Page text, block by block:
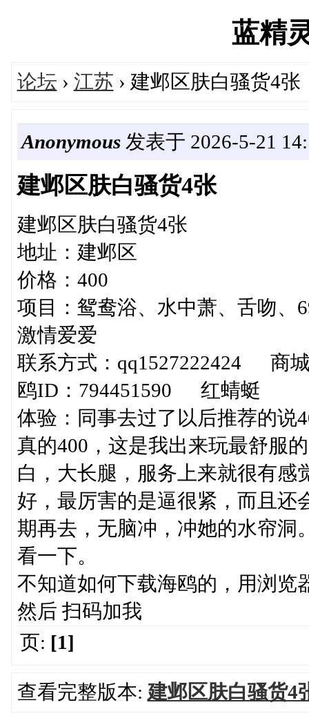
蓝精
论坛 › 江苏 › 建邺区肤白骚货4张
Anonymous发表于 2026-5-21
建邺区肤白骚货4张
建邺区肤白骚货4张
地址：建邺区
价格：400
项目：鸳鸯浴、水中萧、舌吻、
激情爱爱
联系方式：qq1527222424 商
鸥ID：794451590 红蜻蜓
体验：同事去过了以后推荐的说
真的400，这是我出来玩最舒服
白，大长腿，服务上来就很有感
好，最厉害的是逼很紧，而且还
期再去，无脑冲，冲她的水帘洞
看一下。
不知道如何下载海鸥的，用浏览
然后 扫码加我
页: [1]
查看完整版本: 建邺区肤白骚货4